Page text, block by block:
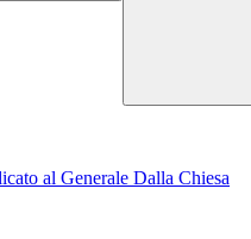
al Generale Dalla Chiesa